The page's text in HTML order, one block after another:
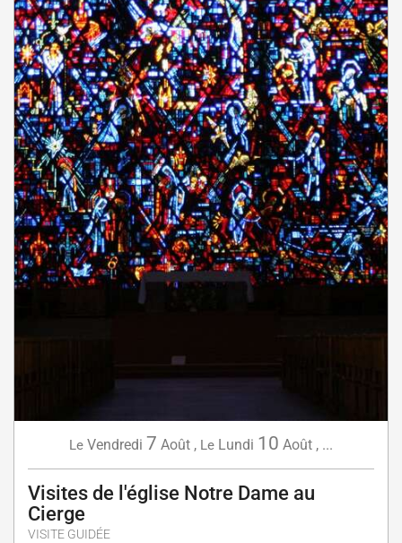
Le Vendredi 7 Août , Le Lundi 10 Août , ...
Visites de l'église Notre Dame au
Cierge
VISITE GUIDÉE